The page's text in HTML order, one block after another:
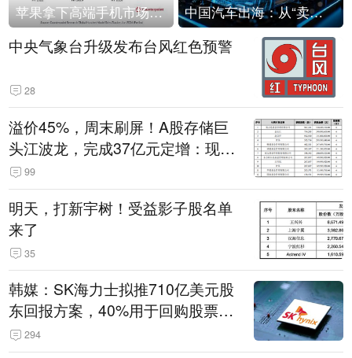
苹果拿下高端手机市场65%的份额：iPhone 17系列功不可没 中国汽车出海：从“卖出去”到“走进去”
中央气象台升级发布台风红色预警
28
溢价45%，周末刷屏！A股存储巨
头江波龙，完成37亿元定增：现价
386.6元，定增价560元
99
明天，打新宇树！受益影子股名单
来了
35
韩媒：SK海力士拟推710亿美元股
东回报方案，40%用于回购股票，
相当于美股发行规模
294